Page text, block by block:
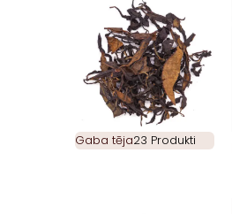
Gaba tēja23 Produkti